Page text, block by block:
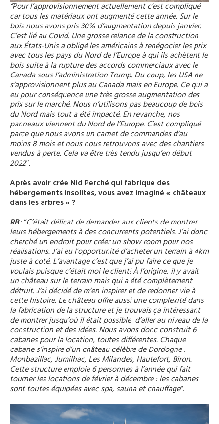
“Pour l’approvisionnement actuellement c’est compliqué
car tous les matériaux ont augmenté cette année. Sur le
bois nous avons pris 30% d’augmentation depuis janvier.
C’est lié au Covid. Une grosse relance de la construction
aux États-Unis a obligé les américains à renégocier les prix
avec tous les pays du Nord de l’Europe à qui ils achètent le
bois suite à la rupture des accords commerciaux avec le
Canada sous l’administration Trump. Du coup, les USA ne
s’approvisionnent plus au Canada mais en Europe. Ce qui a
eu pour conséquence une très grosse augmentation des
prix sur le marché. Nous n’utilisons pas beaucoup de bois
du Nord mais tout a été impacté. En revanche, nos
panneaux viennent du Nord de l’Europe. C’est compliqué
parce que nous avons un carnet de commandes d’au
moins 8 mois et nous nous retrouvons avec des chantiers
vendus à perte. Cela va être très tendu jusqu’en début
2022″.
Après avoir crée Nid Perché qui fabrique des
hébergements insolites, vous avez imaginé « châteaux
dans les arbres » ?
RB: “C’était délicat de demander aux clients de montrer
leurs hébergements à des concurrents potentiels.J’ai donc
cherché un endroit pour créer un show room pour nos
réalisations. J’ai eu l’opportunité d’acheter un terrain à 4km
juste à coté. L’avantage c’est que j’ai pu faire ce que je
voulais puisque c’était moi le client! À l’origine, il y avait
un château sur le terrain mais qui a été complètement
détruit. J’ai décidé de m’en inspirer et de redonner vie à
cette histoire. Le château offre aussi une complexité dans
la fabrication de la structure et je trouvais ça intéressant
de montrer jusqu’où il était possible d’aller au niveau de la
construction et des idées. Nous avons donc construit 6
cabanes pour la location, toutes différentes. Chaque
cabane s’inspire d’un château célèbre de Dordogne :
Monbazillac, Jumilhac, Les Milandes, Hautefort, Biron.
Cette structure emploie 6 personnes à l’année qui fait
tourner les locations de février à décembre : les cabanes
sont toutes équipées avec spa, sauna et chauffage“.